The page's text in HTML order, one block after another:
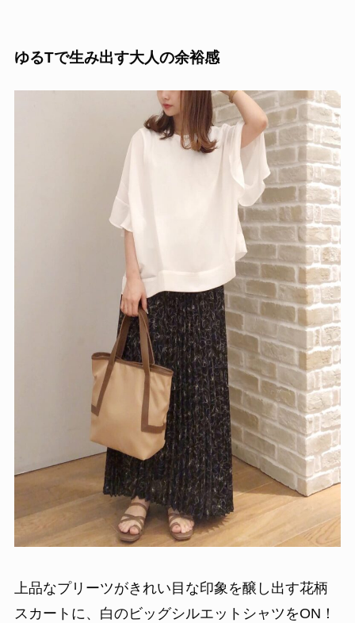
ゆるTで生み出す大人の余裕感
上品なプリーツがきれい目な印象を醸し出す花柄
スカートに、白のビッグシルエットシャツをON！